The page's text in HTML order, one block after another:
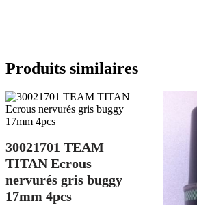
Produits similaires
30021701 TEAM
TITAN Ecrous
nervurés gris buggy
17mm 4pcs